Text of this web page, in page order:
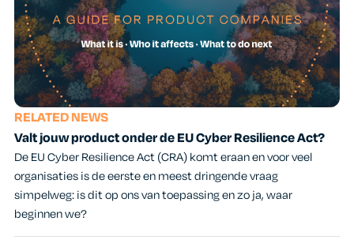
RELATED NEWS
Valt jouw product onder de EU Cyber Resilience Act?
De EU Cyber Resilience Act (CRA) komt eraan en voor veel
organisaties is de eerste en meest dringende vraag
simpelweg: is dit op ons van toepassing en zo ja, waar
beginnen we?